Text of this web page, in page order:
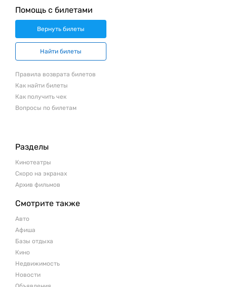
Помощь с билетами
Вернуть билеты
Найти билеты
Правила возврата билетов
Как найти билеты
Как получить чек
Вопросы по билетам
Разделы
Кинотеатры
Скоро на экранах
Архив фильмов
Смотрите также
Авто
Афиша
Базы отдыха
Кино
Недвижимость
Новости